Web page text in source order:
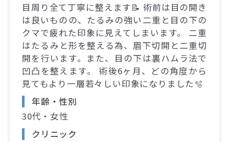
目周り全て丁寧に整えます📝 術前は目の開き
は良いものの、たるみの強い二重と目の下の
クマで疲れた印象に見えてしまいます。 二重
はたるみと形を整える為、眉下切開と二重切
開を行います。また、目の下は裏ハムラ法で
凹凸を整えます。 術後6ヶ月、どの角度から
見てもより一層若々しい印象になりました🫧
年齢・性別
30代・女性
クリニック